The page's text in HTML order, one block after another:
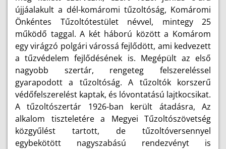
újjáalakult a dél-komáromi tűzoltóság, Komáromi
Önkéntes Tűzoltótestület névvel, mintegy 25
működő taggal. A két háború között a Komárom
egy virágzó polgári várossá fejlődött, ami kedvezett
a tűzvédelem fejlődésének is. Megépült az első
nagyobb szertár, rengeteg felszereléssel
gyarapodott a tűzoltóság. A tűzoltók korszerű
védőfelszerelést kaptak, és lóvontatású lajtkocsikat.
A tűzoltószertár 1926-ban került átadásra, Az
alkalom tiszteletére a Megyei Tűzoltószövetség
közgyűlést tartott, de tűzoltóversennyel
egybekötött nagyszabású rendezvényt is